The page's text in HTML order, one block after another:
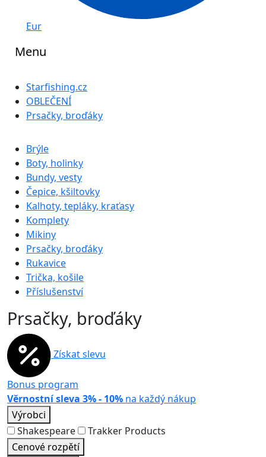
Eur
Menu
Starfishing.cz
OBLEČENÍ
Prsačky, broďáky
Brýle
Boty, holinky
Bundy, vesty
Čepice, kšiltovky
Kalhoty, tepláky, kraťasy
Komplety
Mikiny
Prsačky, broďáky
Rukavice
Trička, košile
Příslušenství
Prsačky, broďáky
Získat slevu
Bonus program
Věrnostní sleva 3% - 10% na každý nákup
Výrobci
Shakespeare
Trakker Products
Cenové rozpětí